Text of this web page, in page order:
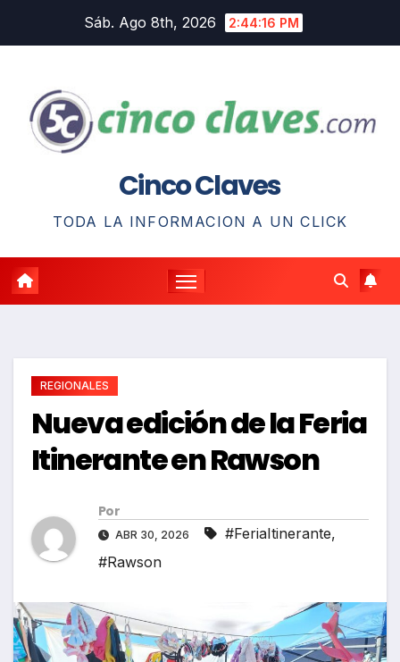
Sáb. Ago 8th, 2026 2:44:17 PM
Cinco Claves
TODA LA INFORMACION A UN CLICK
REGIONALES
Nueva edición de la Feria
Itinerante en Rawson
Por
ABR 30, 2026 #FeriaItinerante,
#Rawson